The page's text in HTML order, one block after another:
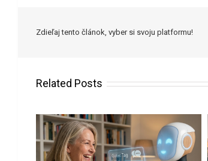
Zdieľaj tento článok, vyber si svoju platformu!
Related Posts